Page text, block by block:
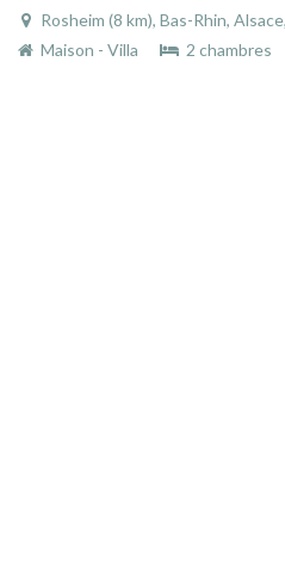
Rosheim (8 km), Bas-Rhin,
Maison - Villa
2 chambres